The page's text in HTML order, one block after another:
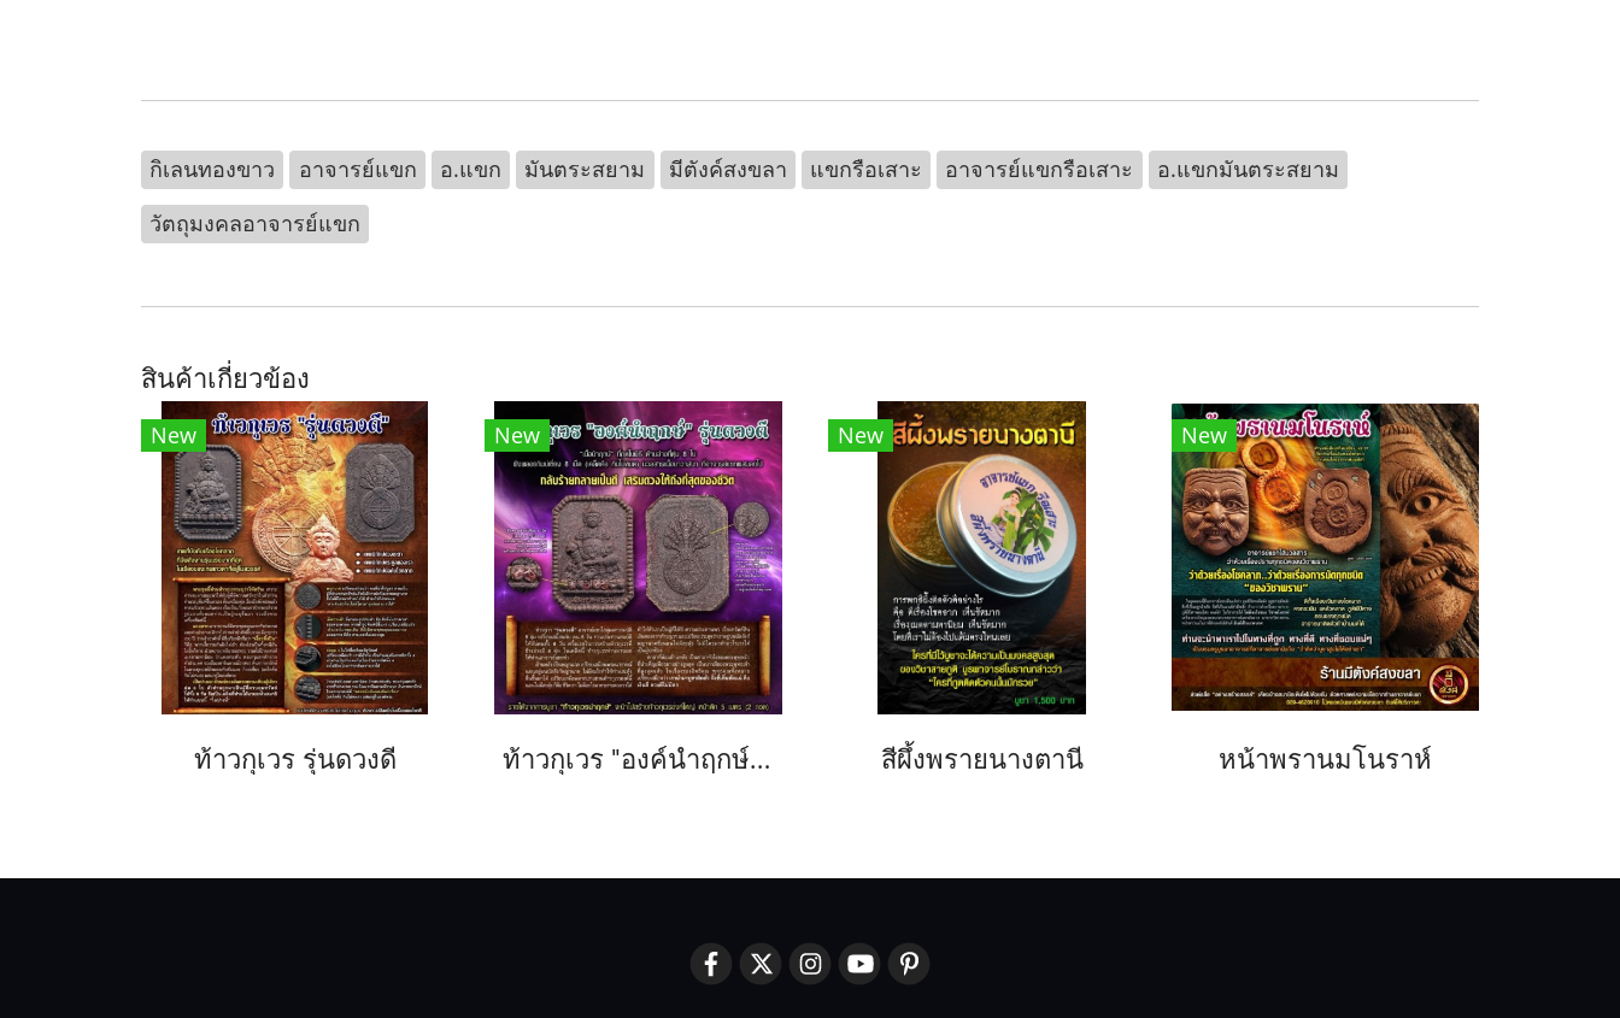
กิเลนทองขาว อาจารย์แขก อ.แขก มันตระสยาม มีตังค์สงขลา แขกรือเสาะ อาจารย์แขกรือเสาะ
อ.แขกมันตระสยาม
วัตถุมงคลอาจารย์แขก
สินค้าเกี่ยวข้อง
New
ท้าวกุเวร รุ่นดวงดี
New
ท้าวกุเวร "องค์นำฤกษ์" รุ่นดวงดี
New
สีผึ้งพรายนางตานี
New
หน้าพรานมโนราห์